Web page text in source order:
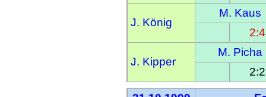
J. König
M. Kaus
2:4
J. Kipper
M. Picha
2:2